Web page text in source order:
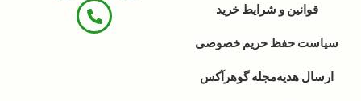
قوانین و شرایط خرید
سیاست حفظ حریم خصوصی
ارسال هدیهمجله گوهرآکس